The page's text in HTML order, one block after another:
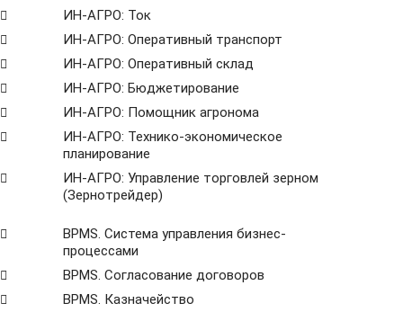
ИН-АГРО: Ток
ИН-АГРО: Оперативный транспорт
ИН-АГРО: Оперативный склад
ИН-АГРО: Бюджетирование
ИН-АГРО: Помощник агронома
ИН-АГРО: Технико-экономическое
планирование
ИН-АГРО: Управление торговлей зерном
(Зернотрейдер)
ВРМS. Система управления бизнес-
процессами
BPMS. Согласование договоров
BPМS. Казначейство